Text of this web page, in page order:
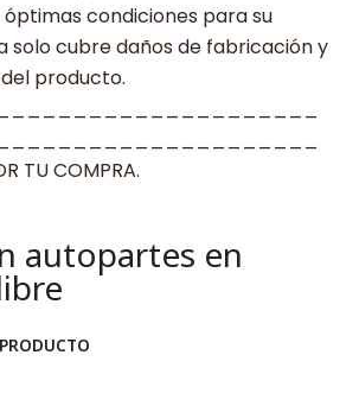
condiciones para su
solo cubre daños de fabricación y
producto.
TU COMPRA.
autopartes en